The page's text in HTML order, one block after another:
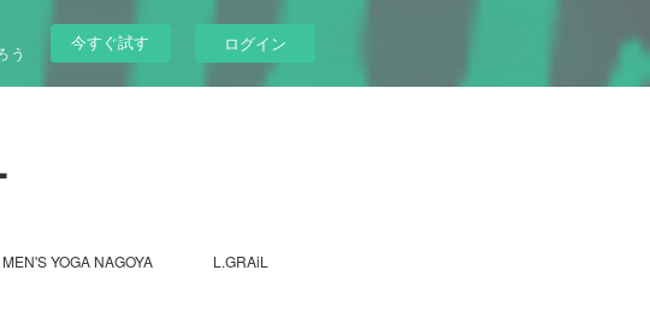
う
今すぐ試す ログイン
MEN'S YOGA NAGOYA L.GRAiL